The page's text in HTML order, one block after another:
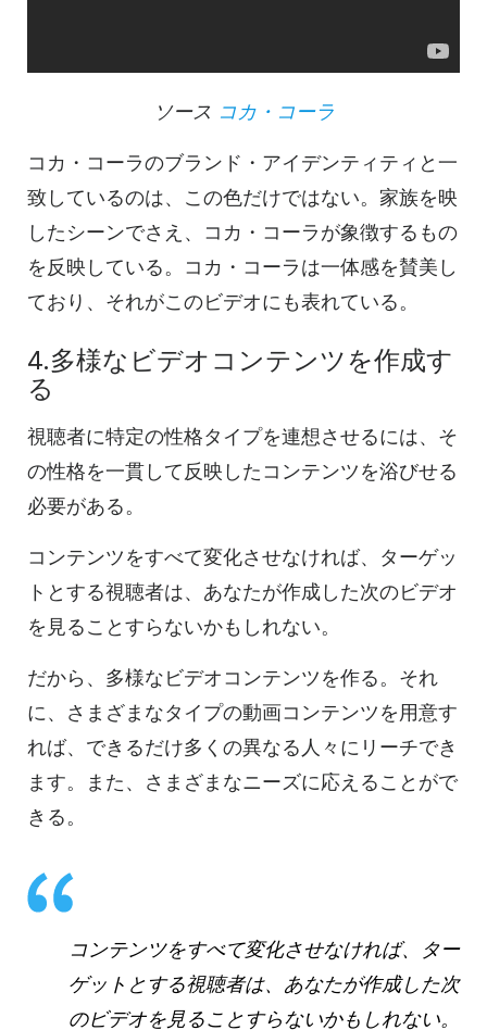
ソース コカ・コーラ
コカ・コーラのブランド・アイデンティティと一
致しているのは、この色だけではない。家族を映
したシーンでさえ、コカ・コーラが象徴するもの
を反映している。コカ・コーラは一体感を賛美し
ており、それがこのビデオにも表れている。
4.多様なビデオコンテンツを作成す
る
視聴者に特定の性格タイプを連想させるには、そ
の性格を一貫して反映したコンテンツを浴びせる
必要がある。
コンテンツをすべて変化させなければ、ターゲッ
トとする視聴者は、あなたが作成した次のビデオ
を見ることすらないかもしれない。
だから、多様なビデオコンテンツを作る。それ
に、さまざまなタイプの動画コンテンツを用意す
れば、できるだけ多くの異なる人々にリーチでき
ます。また、さまざまなニーズに応えることがで
きる。
コンテンツをすべて変化させなければ、ター
ゲットとする視聴者は、あなたが作成した次
のビデオを見ることすらないかもしれない。